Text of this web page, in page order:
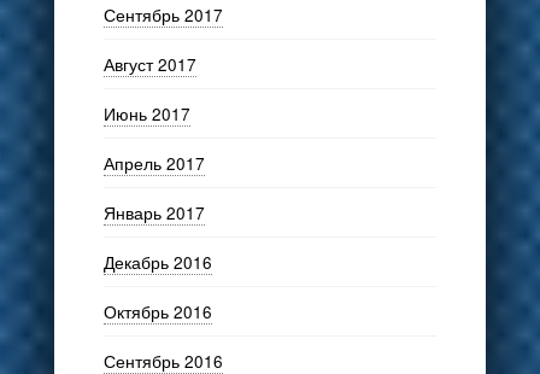
Сентябрь 2017
Август 2017
Июнь 2017
Апрель 2017
Январь 2017
Декабрь 2016
Октябрь 2016
Сентябрь 2016